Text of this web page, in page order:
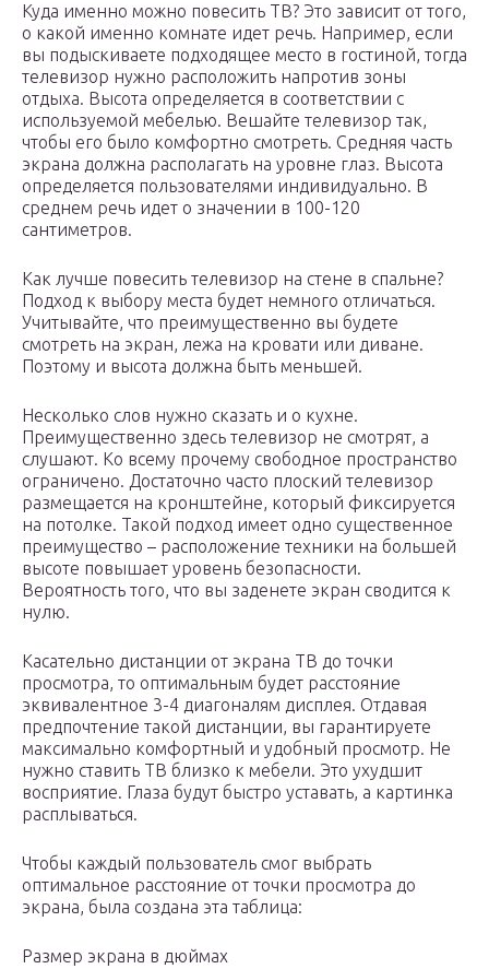
Куда именно можно повесить ТВ? Это зависит от того,
о какой именно комнате идет речь. Например, если
вы подыскиваете подходящее место в гостиной, тогда
телевизор нужно расположить напротив зоны
отдыха. Высота определяется в соответствии с
используемой мебелью. Вешайте телевизор так,
чтобы его было комфортно смотреть. Средняя часть
экрана должна располагать на уровне глаз. Высота
определяется пользователями индивидуально. В
среднем речь идет о значении в 100-120
сантиметров.
Как лучше повесить телевизор на стене в спальне?
Подход к выбору места будет немного отличаться.
Учитывайте, что преимущественно вы будете
смотреть на экран, лежа на кровати или диване.
Поэтому и высота должна быть меньшей.
Несколько слов нужно сказать и о кухне.
Преимущественно здесь телевизор не смотрят, а
слушают. Ко всему прочему свободное пространство
ограничено. Достаточно часто плоский телевизор
размещается на кронштейне, который фиксируется
на потолке. Такой подход имеет одно существенное
преимущество – расположение техники на большей
высоте повышает уровень безопасности.
Вероятность того, что вы заденете экран сводится к
нулю.
Касательно дистанции от экрана ТВ до точки
просмотра, то оптимальным будет расстояние
эквивалентное 3-4 диагоналям дисплея. Отдавая
предпочтение такой дистанции, вы гарантируете
максимально комфортный и удобный просмотр. Не
нужно ставить ТВ близко к мебели. Это ухудшит
восприятие. Глаза будут быстро уставать, а картинка
расплываться.
Чтобы каждый пользователь смог выбрать
оптимальное расстояние от точки просмотра до
экрана, была создана эта таблица:
Размер экрана в дюймах